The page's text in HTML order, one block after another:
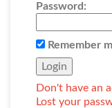
Password:
Remember
Don't have an
Lost your